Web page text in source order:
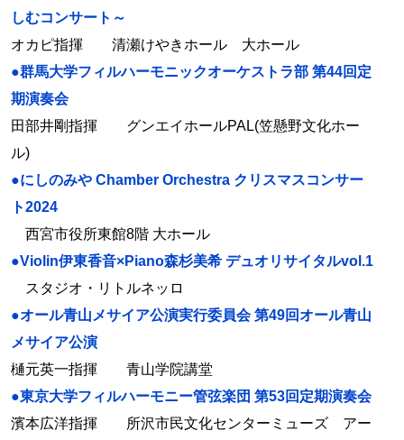
しむコンサート～
オカピ指揮 清瀬けやきホール 大ホール
●群馬大学フィルハーモニックオーケストラ部 第44回定
期演奏会
田部井剛指揮 グンエイホールPAL(笠懸野文化ホー
ル)
●にしのみや Chamber Orchestra クリスマスコンサー
ト2024
西宮市役所東館8階 大ホール
●Violin伊東香音×Piano森杉美希 デュオリサイタルvol.1
スタジオ・リトルネッロ
●オール青山メサイア公演実行委員会 第49回オール青山
メサイア公演
樋元英一指揮 青山学院講堂
●東京大学フィルハーモニー管弦楽団 第53回定期演奏会
濱本広洋指揮 所沢市民文化センターミューズ アー